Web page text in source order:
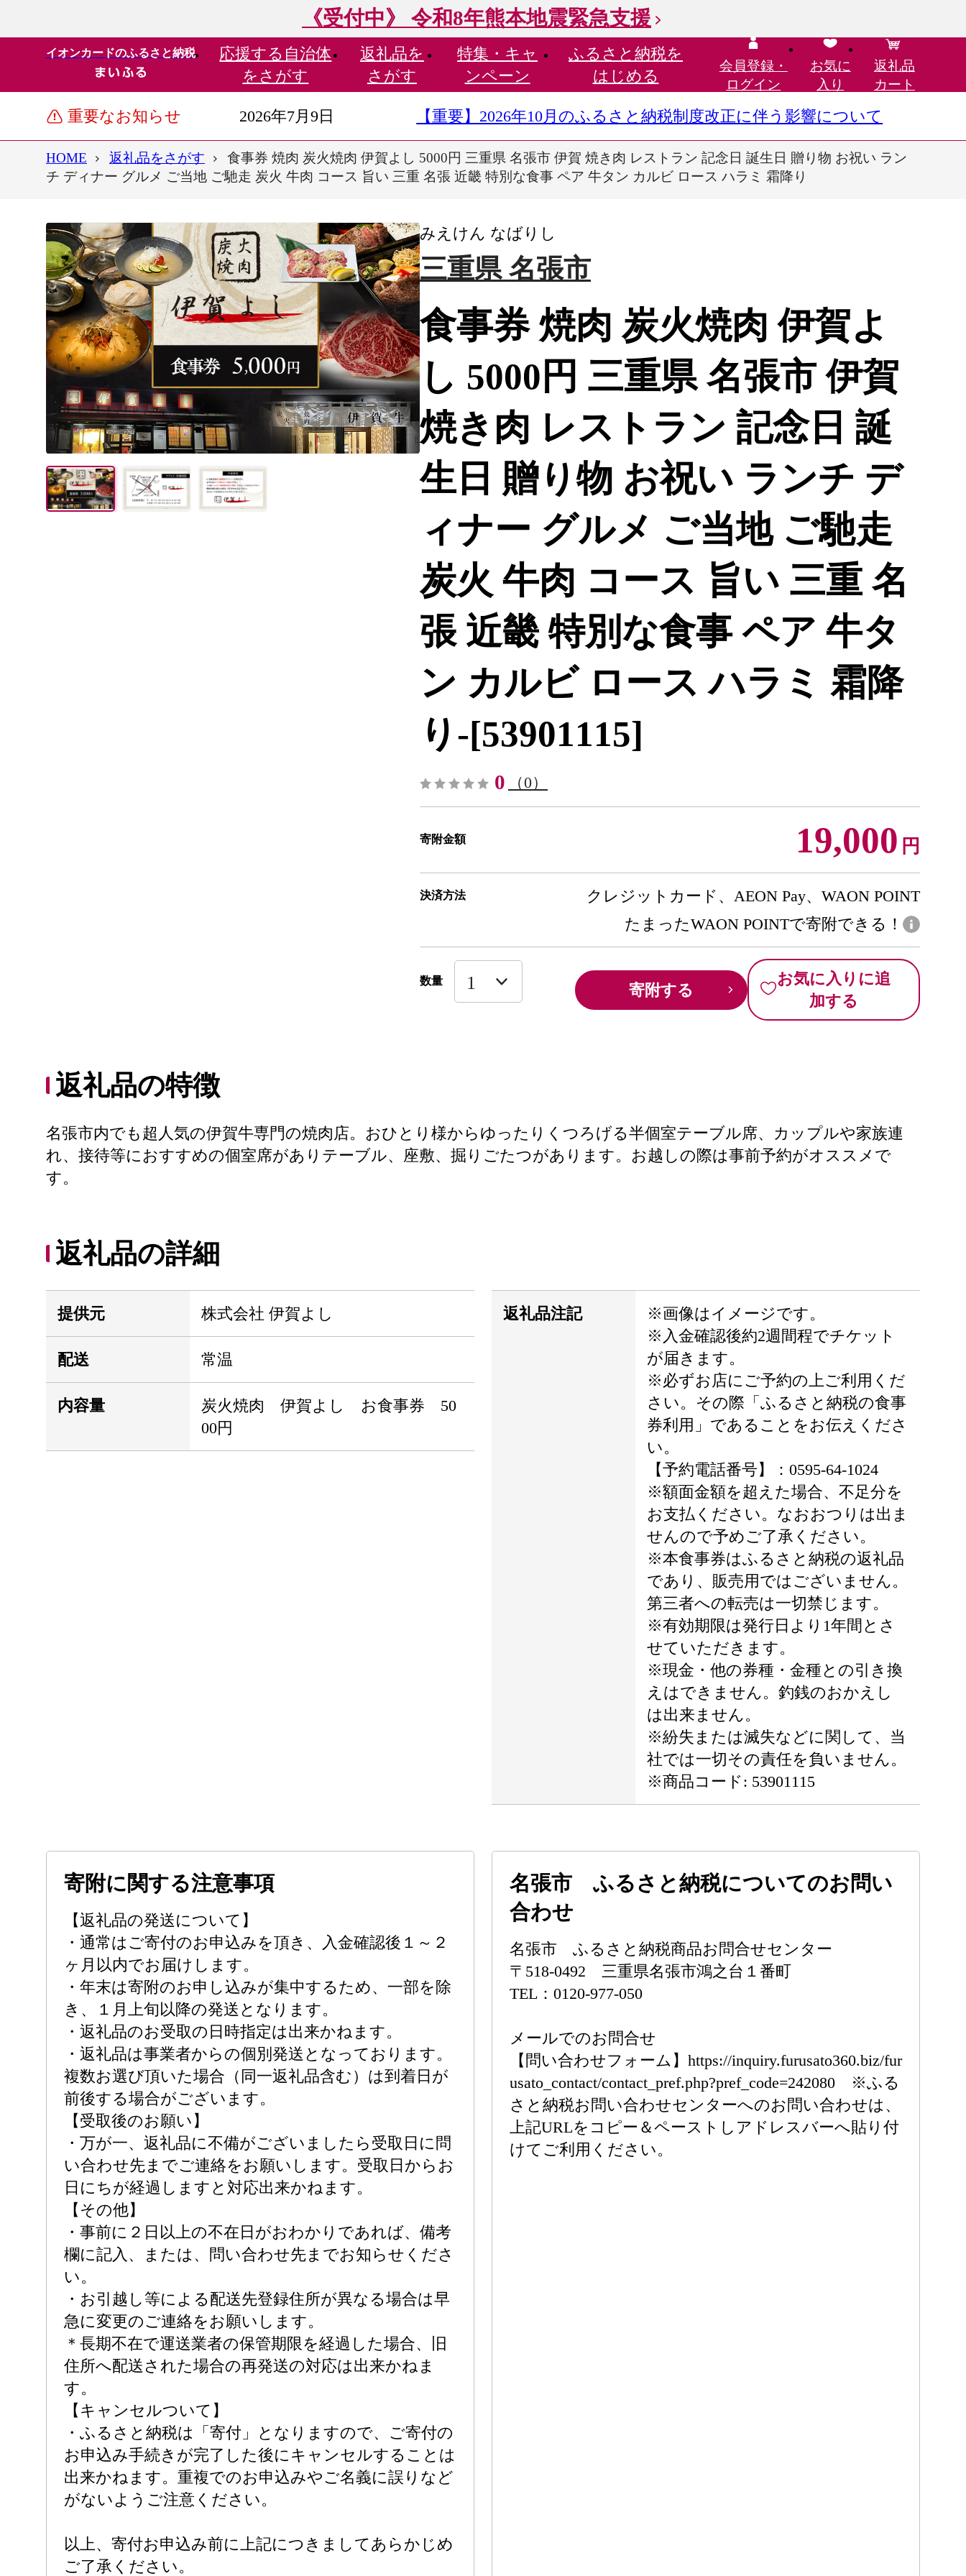
《受付中》 令和8年熊本地震緊急支援
イオンカードのふるさと納税 応援する 自治体
をさがす
返礼品を
さがす
特集・ キャ
ンペーン
ふるさと納税を
はじめる
会員登録・
ログイン
お気に
入り
返礼品
カート
重要なお知らせ 2026年7月9日 【重要】2026年10月のふるさと納税制度改正に伴う影響について
HOME 返礼品をさがす
食事券 焼肉 炭火焼肉 伊賀よし 5000円 三重県 名張市 伊賀 焼き肉 レストラン 記念日 誕生日 贈り物 お祝い ラン
チ ディナー グルメ ご当地 ご馳走 炭火 牛肉 コース 旨い 三重 名張 近畿 特別な食事 ペア 牛タン カルビ ロース ハラミ 霜降り
みえけん なばりし
三重県 名張市
食事券 焼肉 炭火焼肉 伊賀よ
し 5000円 三重県 名張市 伊賀
焼き肉 レストラン 記念日 誕
生日 贈り物 お祝い ランチ デ
ィナー グルメ ご当地 ご馳走
炭火 牛肉 コース 旨い 三重 名
張 近畿 特別な食事 ペア 牛タ
ン カルビ ロース ハラミ 霜降
り-[53901115]
0 （0）
寄附金額 19,000 円
決済方法
クレジットカード、AEON Pay、WAON POINT
たまったWAON POINTで寄附できる！
数量 寄附する
お気に入りに追
加する
返礼品の特徴
名張市内でも超人気の伊賀牛専門の焼肉店。おひとり様からゆったりくつろげる半個室テーブル席、カップルや家族連
れ、接待等におすすめの個室席がありテーブル、座敷、掘りごたつがあります。お越しの際は事前予約がオススメで
す。
返礼品の詳細
提供元 株式会社 伊賀よし
配送 常温
内容量
炭火焼肉 伊賀よし お食事券 50
00円
返礼品注記
※画像はイメージです。
※入金確認後約2週間程でチケット
が届きます。
※必ずお店にご予約の上ご利用くだ
さい。その際「ふるさと納税の食事
券利用」であることをお伝えくださ
い。
【予約電話番号】：0595-64-1024
※額面金額を超えた場合、不足分を
お支払ください。なおおつりは出ま
せんので予めご了承ください。
※本食事券はふるさと納税の返礼品
であり、販売用ではございません。
第三者への転売は一切禁じます。
※有効期限は発行日より1年間とさ
せていただきます。
※現金・他の券種・金種との引き換
えはできません。釣銭のおかえし
は出来ません。
※紛失または滅失などに関して、当
社では一切その責任を負いません。
※商品コード: 53901115
寄附に関する注意事項
【返礼品の発送について】
・通常はご寄付のお申込みを頂き、入金確認後１～２
ヶ月以内でお届けします。
・年末は寄附のお申し込みが集中するため、一部を除
き、１月上旬以降の発送となります。
・返礼品のお受取の日時指定は出来かねます。
・返礼品は事業者からの個別発送となっております。
複数お選び頂いた場合（同一返礼品含む）は到着日が
前後する場合がございます。
【受取後のお願い】
・万が一、返礼品に不備がございましたら受取日に問
い合わせ先までご連絡をお願いします。受取日からお
日にちが経過しますと対応出来かねます。
【その他】
・事前に２日以上の不在日がおわかりであれば、備考
欄に記入、または、問い合わせ先までお知らせくださ
い。
・お引越し等による配送先登録住所が異なる場合は早
急に変更のご連絡をお願いします。
＊長期不在で運送業者の保管期限を経過した場合、旧
住所へ配送された場合の再発送の対応は出来かねま
す。
【キャンセルついて】
・ふるさと納税は「寄付」となりますので、ご寄付の
お申込み手続きが完了した後にキャンセルすることは
出来かねます。重複でのお申込みやご名義に誤りなど
がないようご注意ください。
以上、寄付お申込み前に上記につきましてあらかじめ
ご了承ください。
名張市 ふるさと納税についてのお問い
合わせ
名張市 ふるさと納税商品お問合せセンター
〒518-0492 三重県名張市鴻之台１番町
TEL：0120-977-050
メールでのお問合せ
【問い合わせフォーム】https://inquiry.furusato360.biz/fur
usato_contact/contact_pref.php?pref_code=242080 ※ふる
さと納税お問い合わせセンターへのお問い合わせは、
上記URLをコピー＆ペーストしアドレスバーへ貼り付
けてご利用ください。